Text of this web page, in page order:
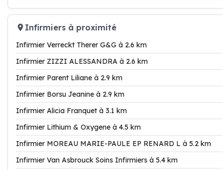
Infirmiers à proximité
Infirmier Verreckt Therer G&G à 2.6 km
Infirmier ZIZZI ALESSANDRA à 2.6 km
Infirmier Parent Liliane à 2.9 km
Infirmier Borsu Jeanine à 2.9 km
Infirmier Alicia Franquet à 3.1 km
Infirmier Lithium & Oxygene à 4.5 km
Infirmier MOREAU MARIE-PAULE EP RENARD L à 5.2 km
Infirmier Van Asbrouck Soins Infirmiers à 5.4 km